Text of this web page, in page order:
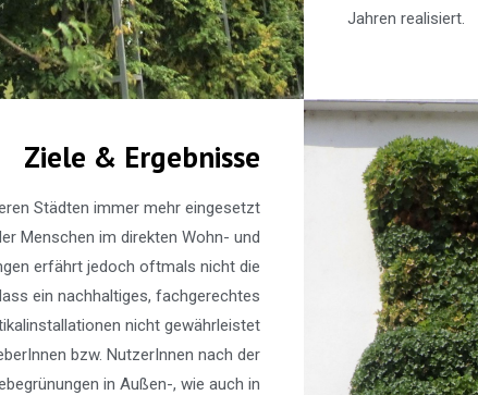
Jahren realisiert.
Ziele & Ergebnisse
Städten immer mehr eingesetzt
Menschen im direkten Wohn- und
erfährt jedoch oftmals nicht die
ein nachhaltiges, fachgerechtes
nicht gewährleistet
bzw. NutzerInnen nach der
in Außen-, wie auch in